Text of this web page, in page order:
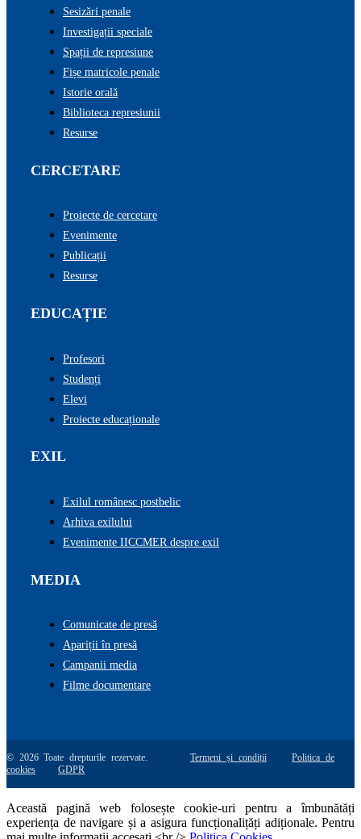
Sesizări penale
Investigații speciale
Spații de represiune
Fișe matricole penale
Istorie orală
Biblioteca represiunii
Resurse
CERCETARE
Proiecte de cercetare
Evenimente
Publicații
Resurse
EDUCAȚIE
Profesori
Studenți
Elevi
Proiecte educaționale
EXIL
Exilul românesc postbelic
Arhiva exilului
Evenimente IICCMER despre exil
MEDIA
Comunicate de presă
Apariții în presă
Campanii media
Filme documentare
© 2026 Toate drepturile rezervate.Termeni și condiții
Politica de
cookies
GDPR
Această pagină web folosește cookie-uri pentru a îmbunătăți
experiența de navigare și a asigura funcționalițăți adiționale. Pentru